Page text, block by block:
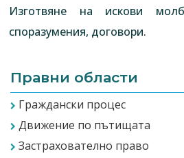
Изготвяне на искови
споразумения, договори.
Правни области
Граждански процес
Движение по пътищата
Застрахователно право